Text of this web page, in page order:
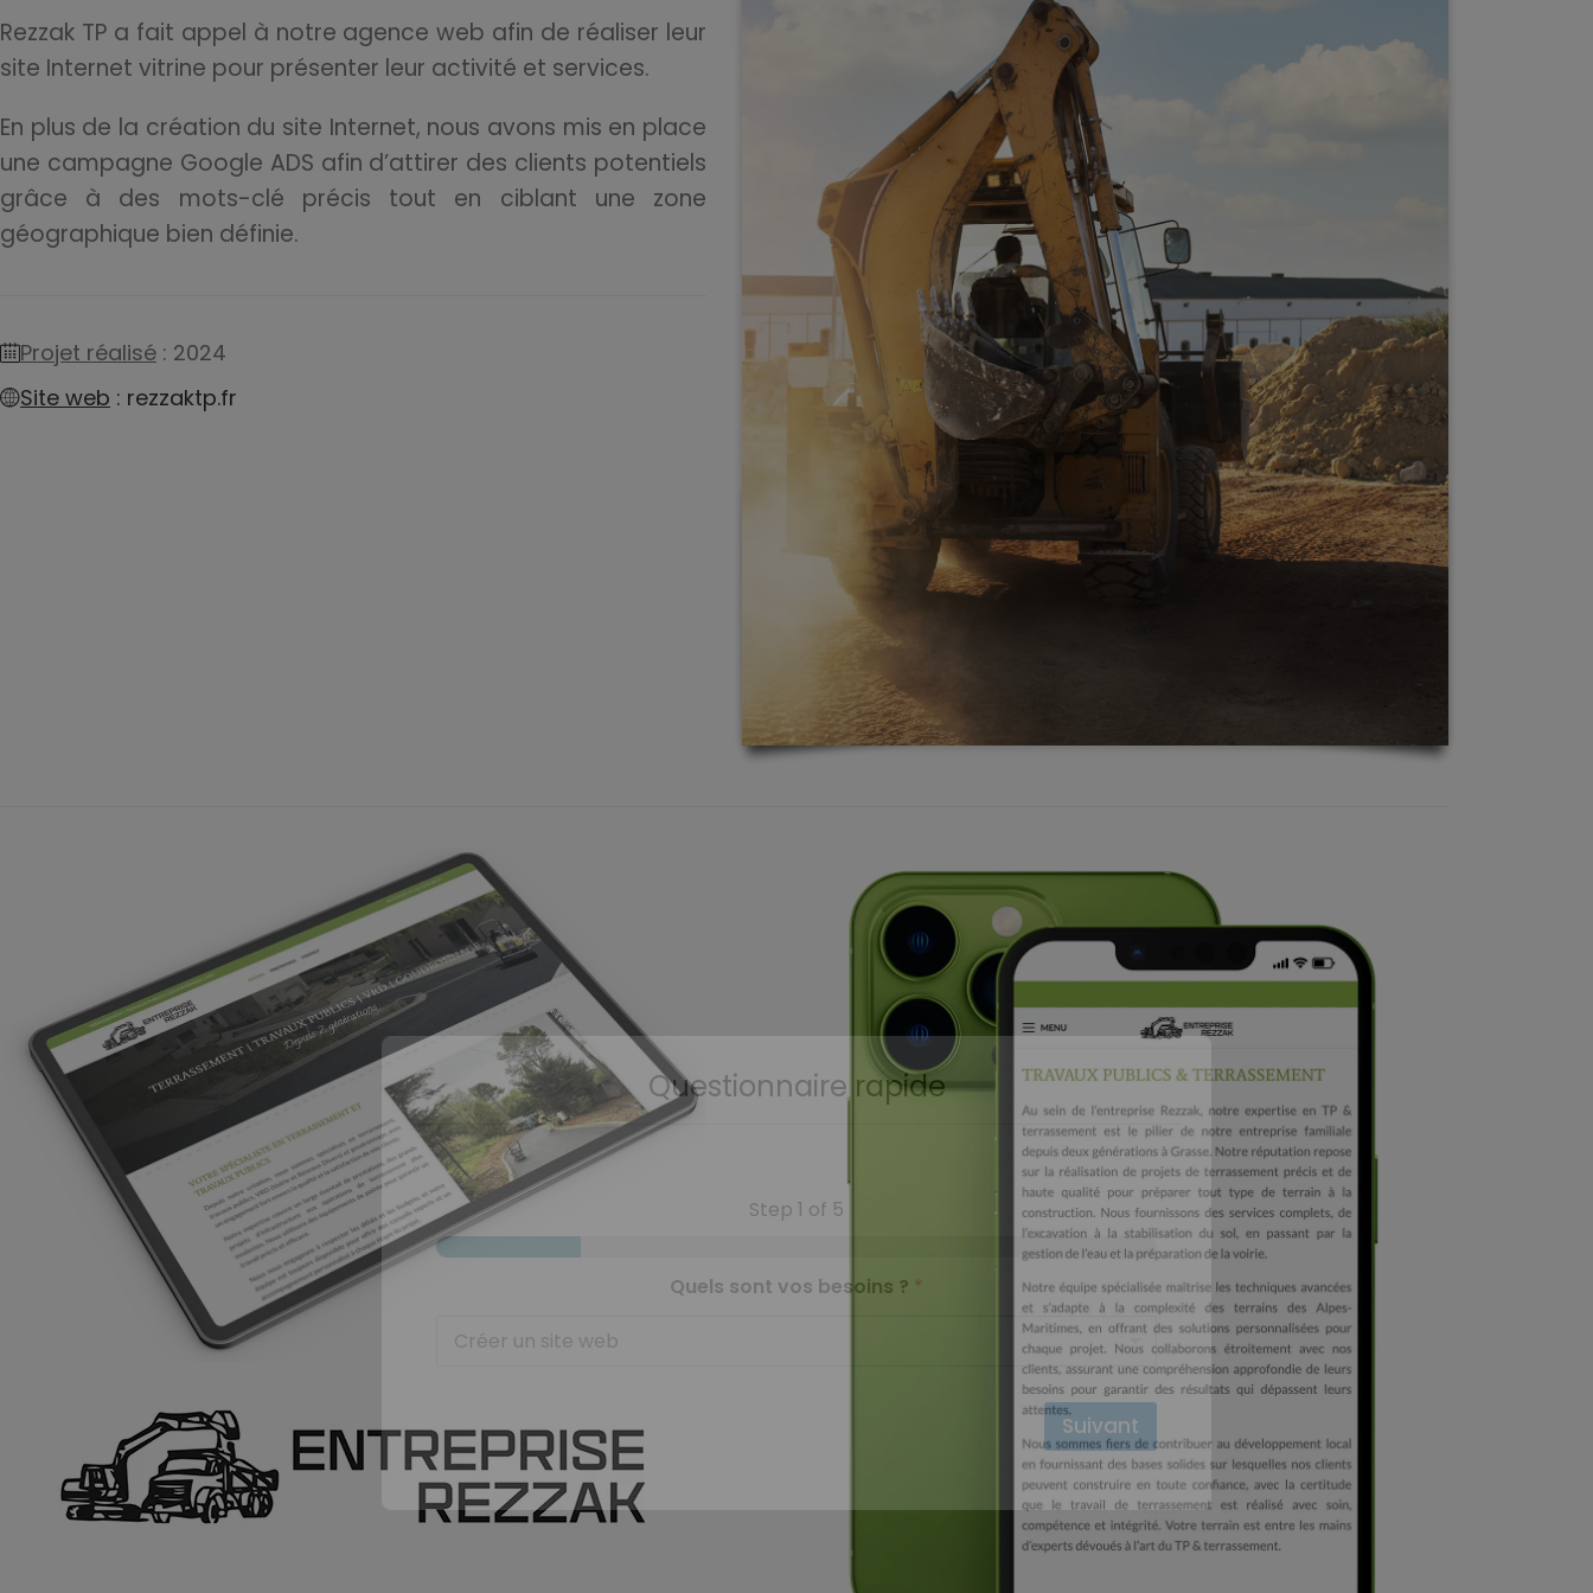
Rezzak TP a fait appel à notre agence web afin de réaliser leur
site Internet vitrine pour présenter leur activité et services.
En plus de la création du site Internet, nous avons mis en place
une campagne Google ADS afin d’attirer des clients potentiels
grâce à des mots-clé précis tout en ciblant une zone
géographique bien définie.
Projet réalisé : 2024
Site web : rezzaktp.fr
Questionnaire rapide
Step 1 of 5
Quels sont vos besoins ? *
Suivant